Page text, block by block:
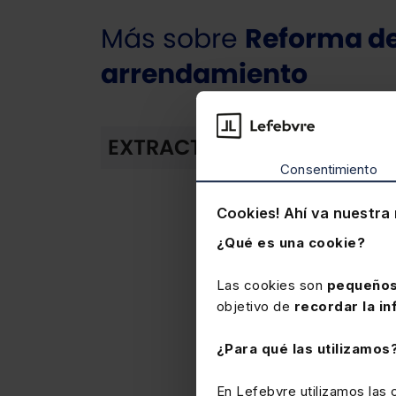
Consentimiento
Cookies! Ahí va nuestra
¿Qué es una cookie?
Las cookies son
objetivo de recordar la
¿Para qué las
En Lefebvre utilizamos las
Más sobre Reforma
arrendamiento
EXTRACTO
Como
en el
No
La
los